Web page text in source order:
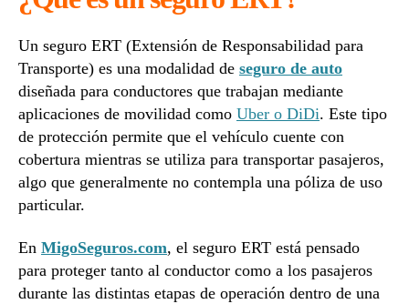
Un seguro ERT (Extensión de Responsabilidad para
Transporte) es una modalidad de seguro de auto
diseñada para conductores que trabajan mediante
aplicaciones de movilidad como Uber o DiDi. Este tipo
de protección permite que el vehículo cuente con
cobertura mientras se utiliza para transportar pasajeros,
algo que generalmente no contempla una póliza de uso
particular.
En MigoSeguros.com, el seguro ERT está pensado
para proteger tanto al conductor como a los pasajeros
durante las distintas etapas de operación dentro de una